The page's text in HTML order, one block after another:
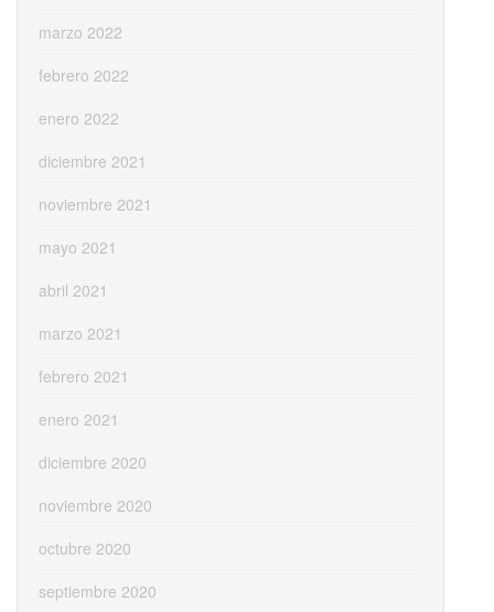
marzo 2022
febrero 2022
enero 2022
diciembre 2021
noviembre 2021
mayo 2021
abril 2021
marzo 2021
febrero 2021
enero 2021
diciembre 2020
noviembre 2020
octubre 2020
septiembre 2020